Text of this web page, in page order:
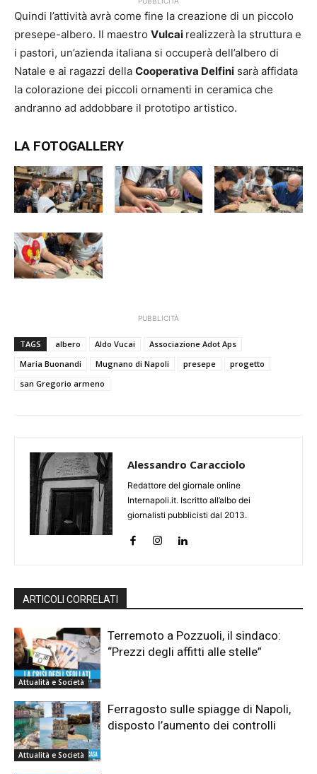
Quindi l’attività avrà come fine la creazione di un piccolo
presepe-albero. Il maestro Vulcai realizzerà la struttura e
i pastori, un’azienda italiana si occuperà dell’albero di
Natale e ai ragazzi della Cooperativa Delfini sarà affidata
la colorazione dei piccoli ornamenti in ceramica che
andranno ad addobbare il prototipo artistico.
LA FOTOGALLERY
PUBBLICITÀ
TAGS albero Aldo Vucai
Associazione Adot Aps
Maria Buonandi
Mugnano di Napoli presepe
progetto
san Gregorio armeno
Alessandro Caracciolo
Redattore del giornale online
Internapoli.it. Iscritto all’albo dei
giornalisti pubblicisti dal 2013.
ARTICOLI CORRELATI
Attualità e Società
Terremoto a Pozzuoli, il sindaco:
“Prezzi degli affitti alle stelle”
Attualità e Società
Ferragosto sulle spiagge di Napoli,
disposto l’aumento dei controlli